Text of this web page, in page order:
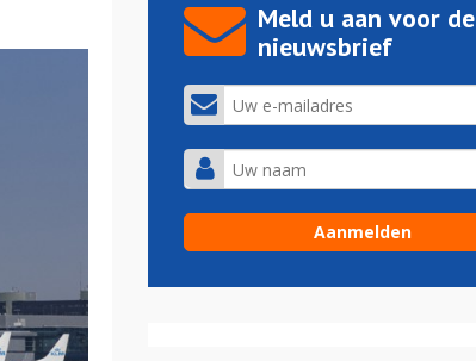
Meld u aan voor de
nieuwsbrief